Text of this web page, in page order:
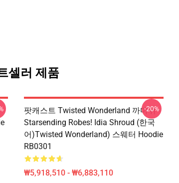
셀러 제품
팟캐스트 Twisted Wonderland 까마귀 -
Starsending Robes! Idia Shroud (한국
어)Twisted Wonderland) 스웨터 Hoodie
RB0301
₩5,918,510 - ₩6,883,110
-20%